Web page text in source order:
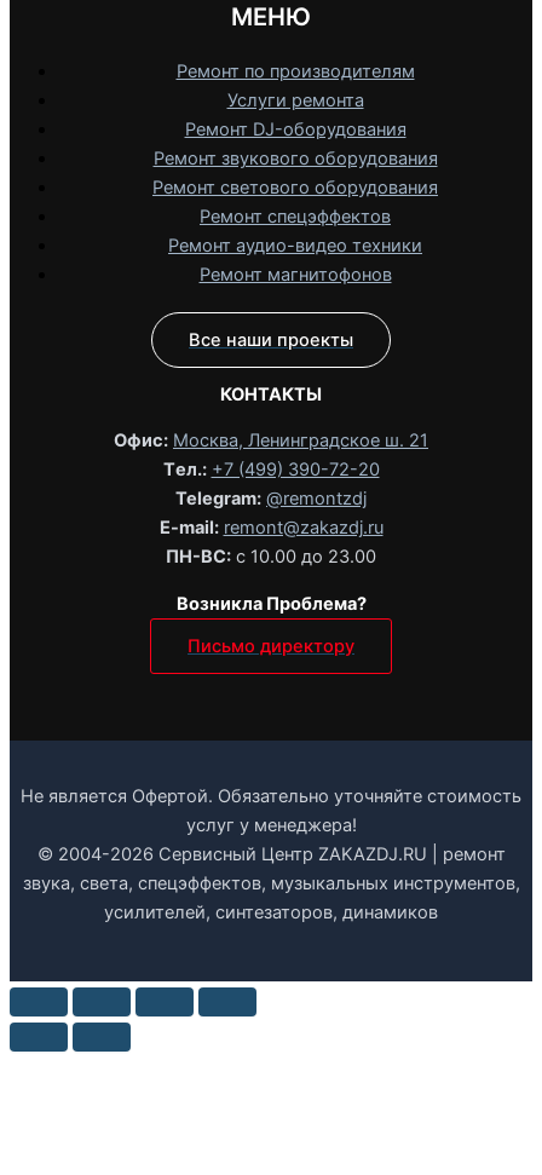
МЕНЮ
Ремонт по производителям
Услуги ремонта
Ремонт DJ-оборудования
Ремонт звукового оборудования
Ремонт светового оборудования
Ремонт спецэффектов
Ремонт аудио-видео техники
Ремонт магнитофонов
Все наши проекты
КОНТАКТЫ
Офис: Москва, Ленинградское ш. 21
Tел.: +7 (499) 390-72-20
Telegram: @remontzdj‬
E-mail: remont@zakazdj.ru
ПН-ВС: с 10.00 до 23.00
Возникла Проблема?
Письмо директору
Не является Офертой. Обязательно уточняйте стоимость
услуг у менеджера!
© 2004-2026 Сервисный Центр ZAKAZDJ.RU | ремонт
звука, света, спецэффектов, музыкальных инструментов,
усилителей, синтезаторов, динамиков